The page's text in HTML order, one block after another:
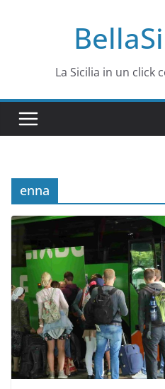
La Sicilia in un click
enna